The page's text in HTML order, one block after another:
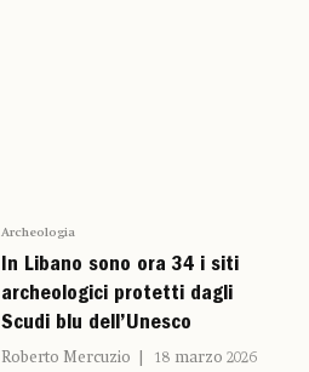
Archeologia
In Libano sono ora 34 i siti
archeologici protetti dagli
Scudi blu dell’Unesco
Roberto Mercuzio 18 marzo 2026